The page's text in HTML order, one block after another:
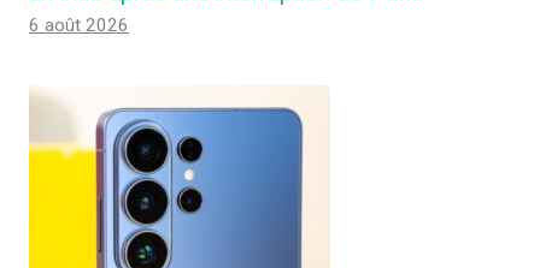
6 août 2026